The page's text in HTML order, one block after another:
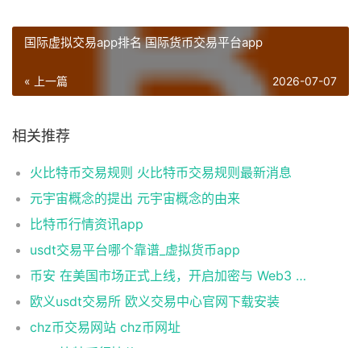
国际虚拟交易app排名 国际货币交易平台app
« 上一篇 2026-07-07
相关推荐
火比特币交易规则 火比特币交易规则最新消息
元宇宙概念的提出 元宇宙概念的由来
比特币行情资讯app
usdt交易平台哪个靠谱_虚拟货币app
币安 在美国市场正式上线，开启加密与 Web3 创新的全新时代！
欧义usdt交易所 欧义交易中心官网下载安装
chz币交易网站 chz币网址